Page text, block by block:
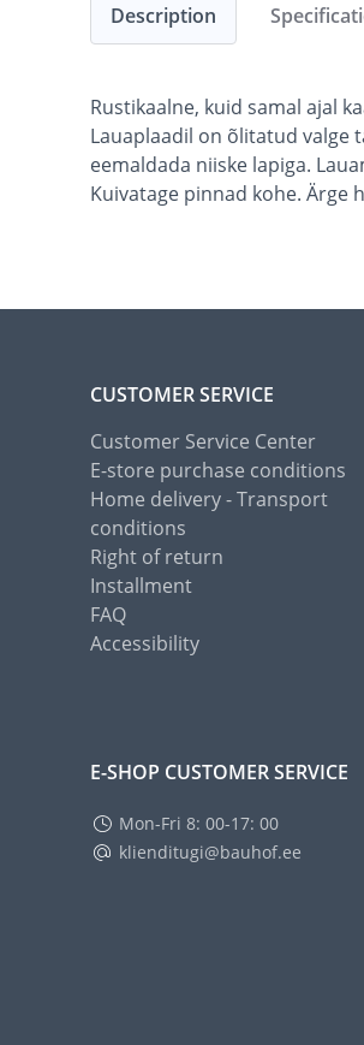
Description
Rustikaalne, kuid samal ajal
Lauaplaadil on õlitatud valge
eemaldada niiske lapiga.
Kuivatage pinnad kohe. Ärge
CUSTOMER SERVICE
Customer Service Center
E-store purchase conditions
Home delivery - Transport
conditions
Right of return
Installment
FAQ
Accessibility
E-SHOP CUSTOMER SERVICE
Mon-Fri 8: 00-17: 00
klienditugi@bauhof.ee